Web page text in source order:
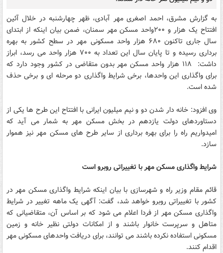
به گزارش مشرق، احمد اصغری مهر آبادی، ظهر چهارشنبه در خلال آئین
افتتاح یک هزار و ۲۰۰واحد مسکن مهر سمنان، ضمن بیان اینکه از ابتدای
سال جاری تاکنون ۶۸۰ هزار واحد مسکونی مهر در سطح کشور به بهره
برداری رسیده و تا پایان سال این تعداد به ۷۰۰ هزار واحد می رسد، ابراز
داشت: ۱۱۸ هزار واحد مسکن مهر بدون متقاضی در کشور وجود دارد که
برای واگذاری این واحدها، برخی شرایط واگذاری دو مرحله ای و برخی حذف
شده است.
وی افزود: خانه دار شدن دو و نیم میلیون ایرانی با افتتاح این طرح ها یکی از
دستاوردهای دولت یازدهم در بخش مسکن مهر به شمار می آید که
امیدواریم راه را برای بهره برداری از سایر طرح های مسکن مهر نیز هموار
سازد.
شرایط واگذاری مسکن مهر با تغییراتی روبرو است
قائم مقام وزیر راه و شهرسازی با بیان اینکه شرایط واگذاری مسکن مهر در
کشور با تغییراتی روبرو خواهد شد، گفت: آگهی یک ماهه تغییر در شرایط
واگذاری مسکن مهر از فردا اعلام می شود که بر اساس آن، متقاضیانی که
متاهل و سرپرست خانوار باشند و از امکانات دولتی نظیر خانه و زمین
مسکونی استفاده نکرده باشند می توانند، برای دریافت واحدهای مسکونی مهر
اقدام کنند.